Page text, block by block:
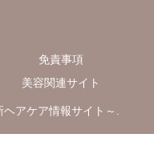
免責事項
美容関連サイト
アケア情報サイト～.